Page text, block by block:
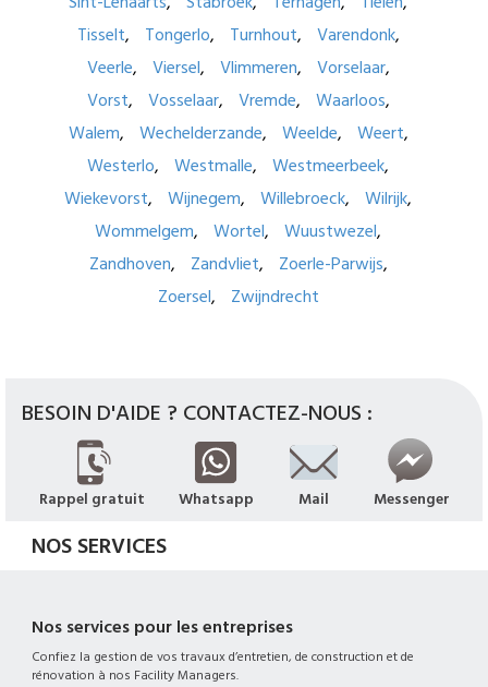
Tisselt
Tongerlo Turnhout
Varendonk
Veerle
Viersel Vlimmeren
Vorselaar
Vorst
Vosselaar Vremde
Waarloos
Walem
Wechelderzande Weelde
Weert
Westerlo
Westmalle
Westmeerbeek
Wiekevorst
Wijnegem Willebroeck
Wilrijk
Wommelgem
Wortel
Wuustwezel
Zandhoven
Zandvliet
Zoerle-Parwijs
Zoersel
Zwijndrecht
BESOIN D'AIDE ? CONTACTEZ-NOUS :
Rappel gratuit Whatsapp Mail Messenger
NOS SERVICES
Nos services pour les entreprises
Confiez la gestion de vos travaux d’entretien, de construction et de
rénovation à nos Facility Managers.